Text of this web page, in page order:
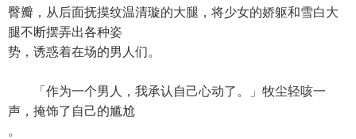
臀瓣，从后面抚摸纹温清璇的大腿，将少女的娇躯和雪白大
腿不断摆弄出各种姿
势，诱惑着在场的男人们。
「作为一个男人，我承认自己心动了。」牧尘轻咳一
声，掩饰了自己的尴尬
。